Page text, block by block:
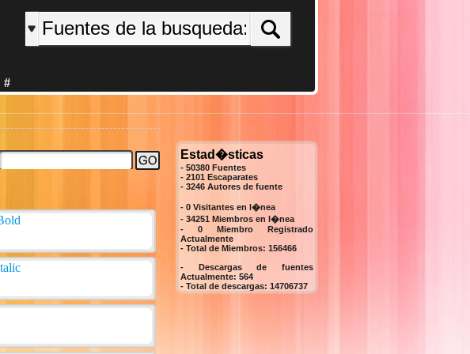
#
Estad�sticas
- 50380 Fuentes
- 2101 Escaparates
- 3246 Autores de fuente
- 0 Visitantes en l�nea
- 34251 Miembros en l�nea
- 0 Miembro Registrado
Actualmente
- Total de Miembros: 156466
- Descargas de fuentes
Actualmente: 564
- Total de descargas: 14706737